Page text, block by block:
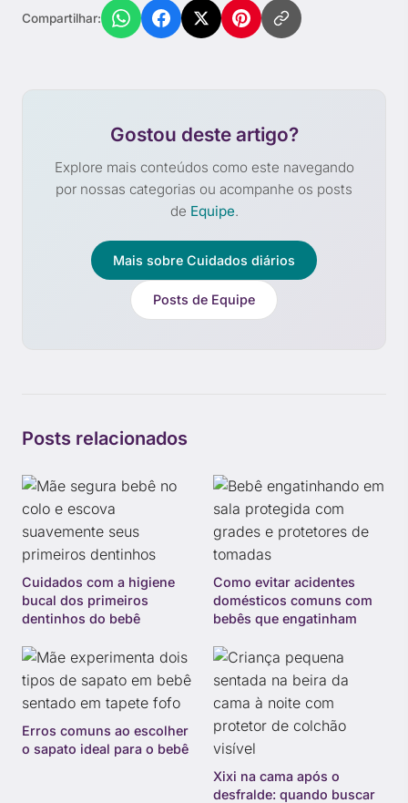
Compartilhar:
Gostou deste artigo?
Explore mais conteúdos como este navegando
por nossas categorias ou acompanhe os posts
de Equipe.
Mais sobre Cuidados diários
Posts de Equipe
Posts relacionados
Cuidados com a higiene
bucal dos primeiros
dentinhos do bebê
Como evitar acidentes
domésticos comuns com
bebês que engatinham
Erros comuns ao escolher
o sapato ideal para o bebê
Xixi na cama após o
desfralde: quando buscar